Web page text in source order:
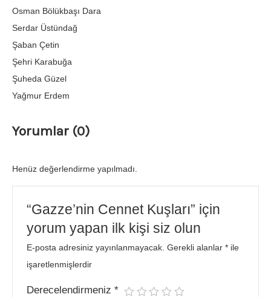
Osman Bölükbaşı Dara
Serdar Üstündağ
Şaban Çetin
Şehri Karabuğa
Şuheda Güzel
Yağmur Erdem
Yorumlar (0)
Henüz değerlendirme yapılmadı.
“Gazze’nin Cennet Kuşları” için
yorum yapan ilk kişi siz olun
E-posta adresiniz yayınlanmayacak. Gerekli alanlar* ile
işaretlenmişlerdir
Derecelendirmeniz*